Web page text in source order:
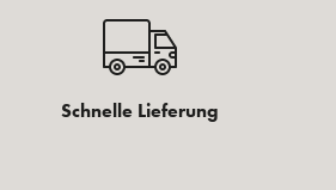
Schnelle Lieferung